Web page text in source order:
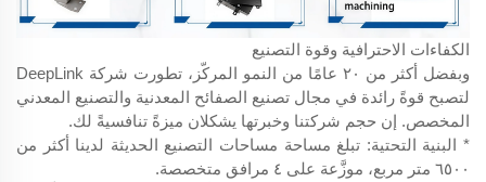
الكفاءات الاحترافية وقوة التصنيع
وبفضل أكثر من ٢٠ عامًا من النمو المركّز، تطورت شركة DeepLink
لتصبح قوةً رائدة في مجال تصنيع الصفائح المعدنية والتصنيع المعدني
المخصص. إن حجم شركتنا وخبرتها يشكلان ميزةً تنافسيةً لك.
* البنية التحتية: تبلغ مساحة مساحات التصنيع الحديثة لدينا أكثر من
٦٥٠٠ متر مربع، موزَّعة على ٤ مرافق متخصصة.